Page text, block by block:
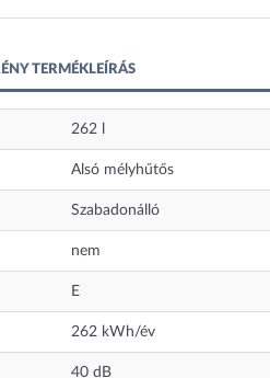
TERMÉKLEÍRÁS
262
Alsó mélyhűtős
Szabadonálló
nem
E
262 kWh/év
40 dB